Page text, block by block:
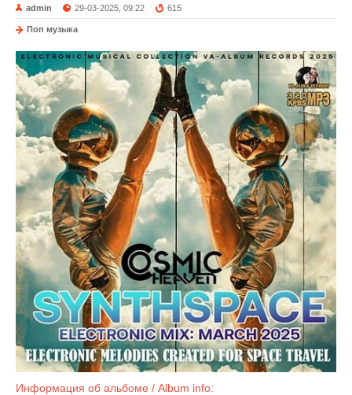
admin 29-03-2025, 09:22 615
Поп музыка
Информация об альбоме / Album info: